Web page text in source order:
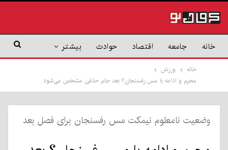
خانه جامعه اقتصاد حوادث بیشتر
خانه
ورزش
محرم و ادامه با مس رفسنجان؟ بعد جام حذفی مشخص می‌شود
وضعیت نامعلوم نیمکت مس رفسنجان برای فصل بعد